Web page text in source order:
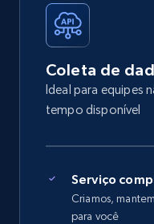
Coleta de
Ideal para equipes
tempo disponível
Serviço
Criamos,
para você